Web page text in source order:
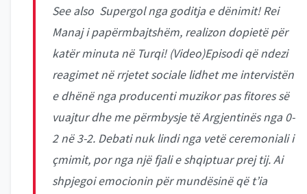
See also Supergol nga goditja e dënimit! Rei
Manaj i papërmbajtshëm, realizon dopietë për
katër minuta në Turqi! (Video)Episodi që ndezi
reagimet në rrjetet sociale lidhet me intervistën
e dhënë nga producenti muzikor pas fitores së
vuajtur dhe me përmbysje të Argjentinës nga 0-
2 në 3-2. Debati nuk lindi nga vetë ceremoniali i
çmimit, por nga një fjali e shqiptuar prej tij. Ai
shpjegoi emocionin për mundësinë që t’ia